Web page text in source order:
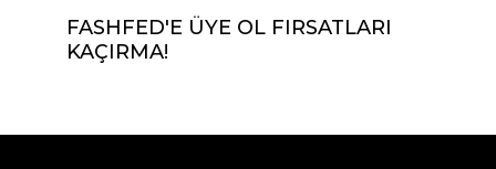
FASHFED'E ÜYE OL FIRSATLARI
KAÇIRMA!